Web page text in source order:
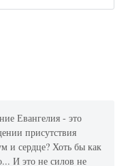
Евангелия - это
присутствия
и сердце? Хоть бы как
И это не силов не